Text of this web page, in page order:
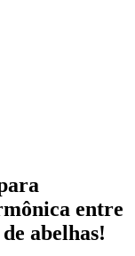
entre
abelhas!